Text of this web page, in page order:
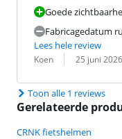
Goede
Fabricagedatum
Lees hele review
Beoordeling door:
Koen
Datum: 25 juni 2026
Toon alle 1 reviews
Gerelateerde
CRNK fietshelmen